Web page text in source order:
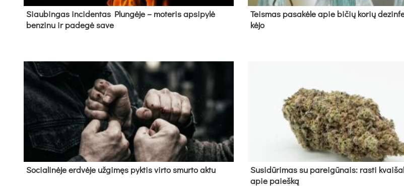
Siau­bin­gas in­ci­den­tas Plun­gė­je – mo­te­ris ap­si­py­lė
ben­zi­nu ir pa­de­gė sa­ve
Teis­mas pa­sa­kė­le apie bi­čių ko­rių
kė­jo
So­cia­li­nė­je erd­vė­je už­gi­męs pyk­tis vir­to smur­to ak­tu
Su­si­dū­ri­mas su pa­rei­gū­nais: ras­ti
apie paieš­ką